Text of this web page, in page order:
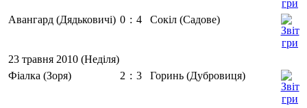
Авангард (Дядьковичі) 0 : 4 Сокіл (Садове)
23 травня 2010 (Неділя)
Фіалка (Зоря)
2 : 3 Горинь (Дубровиця)